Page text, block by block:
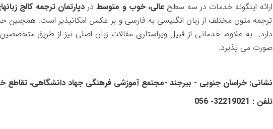
ارائه اینگونه خدمات در سه سطح عالی، خوب و متوسطدردپارتمان ترجمه کالج
ترجمه متون مختلف از زبان انگلیسی به فارسی و بر عکس امکانپذیر است. همچنین
دارد. به علاوه، خدماتی از قبیل ویراستاری مقالات زبان اصلی نیز از طریق
صورت می پذیرد.
نشانی: خراسان جنوبی - بیرجند -مجتمع آموزشی فرهنگی جهاد دانشگاهی، تقاطع
تلفن : 32219021- 056